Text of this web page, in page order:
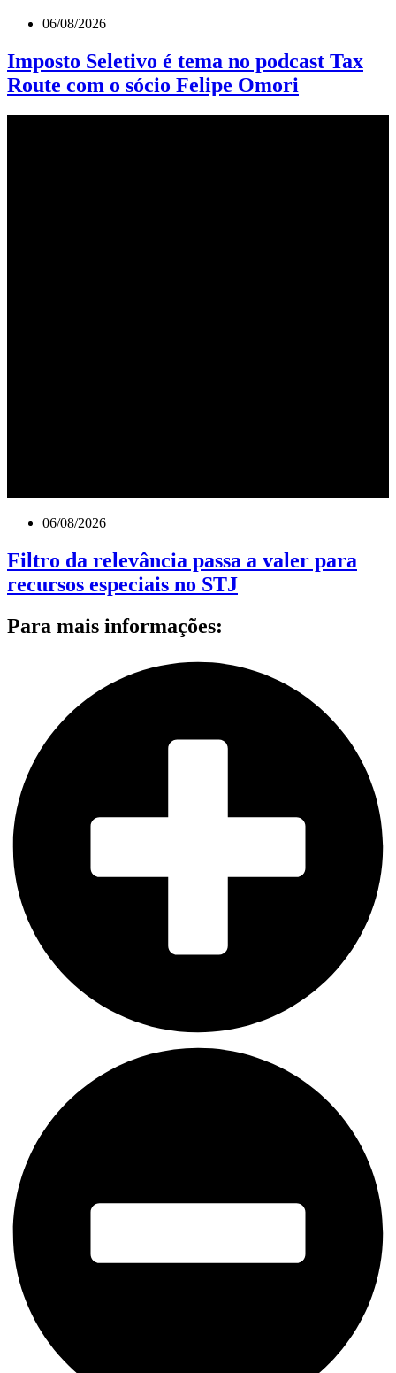
06/08/2026
Imposto Seletivo é tema no podcast Tax
Route com o sócio Felipe Omori
06/08/2026
Filtro da relevância passa a valer para
recursos especiais no STJ
Para mais informações: